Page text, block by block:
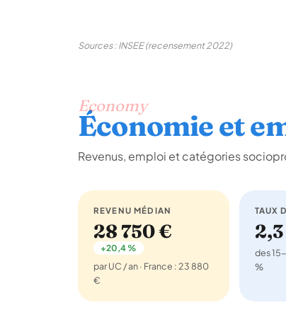
Sources : INSEE (recensement 2022)
Economy
Économie et
Revenus, emploi et catégories
REVENU MÉDIAN
28 750 €
+20,4 %
par UC / an · France : 23 880
€
TAUX
2,3
des 15-
%